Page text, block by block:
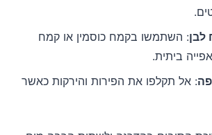
: השתמשו בקמח כוסמין או קמח
ביתית.
: אל תקלפו את הפירות והירקות כאשר